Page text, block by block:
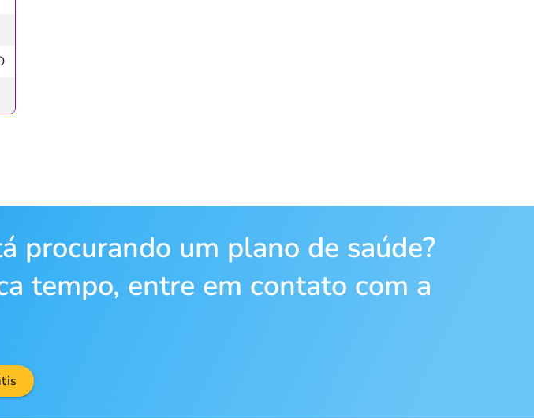
procurando um plano de saúde?
tempo, entre em contato com a